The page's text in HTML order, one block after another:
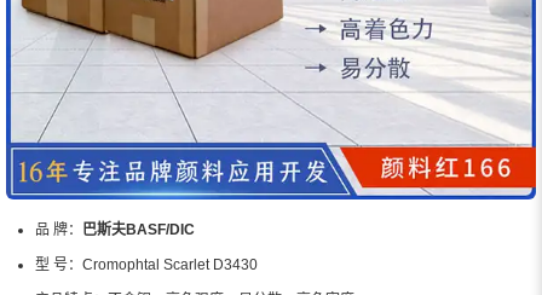
品 牌： 巴斯夫BASF/DIC
型 号： Cromophtal Scarlet D3430